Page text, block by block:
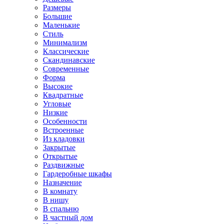
Размеры
Большие
Маленькие
Стиль
Минимализм
Классические
Скандинавские
Современные
Форма
Высокие
Квадратные
Угловые
Низкие
Особенности
Встроенные
Из кладовки
Закрытые
Открытые
Раздвижные
Гардеробные шкафы
Назначение
В комнату
В нишу
В спальню
В частный дом